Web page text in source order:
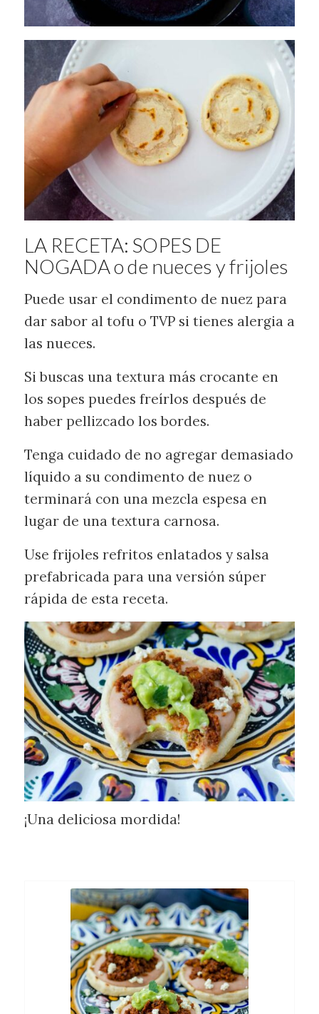
LA RECETA: SOPES DE
NOGADA o de nueces y frijoles
Puede usar el condimento de nuez para
dar sabor al tofu o TVP si tienes alergia a
las nueces.
Si buscas una textura más crocante en
los sopes puedes freírlos después de
haber pellizcado los bordes.
Tenga cuidado de no agregar demasiado
líquido a su condimento de nuez o
terminará con una mezcla espesa en
lugar de una textura carnosa.
Use frijoles refritos enlatados y salsa
prefabricada para una versión súper
rápida de esta receta.
¡Una deliciosa mordida!